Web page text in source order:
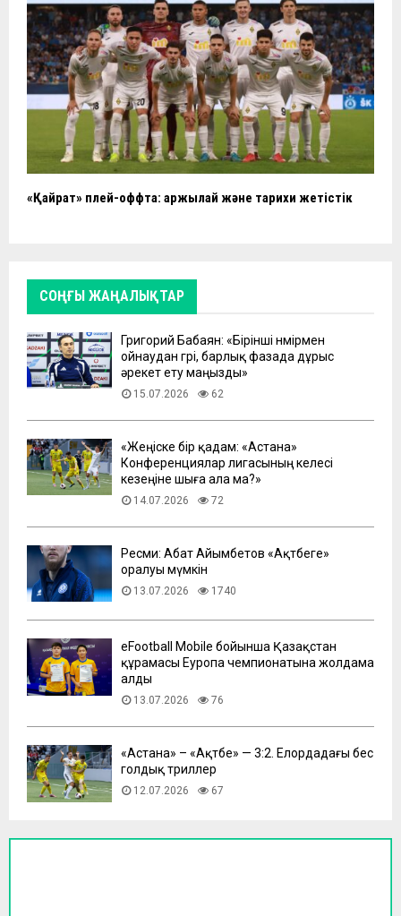
«Қайрат» плей-оффта: қаржылай және тарихи жетістік
СОҢҒЫ ЖАҢАЛЫҚТАР
Григорий Бабаян: «Бірінші нөмірмен
ойнаудан гөрі, барлық фазада дұрыс
әрекет ету маңызды»
15.07.2026 62
«Жеңіске бір қадам: «Астана»
Конференциялар лигасының келесі
кезеңіне шыға ала ма?»
14.07.2026 72
Ресми: Абат Айымбетов «Ақтөбеге»
оралуы мүмкін
13.07.2026 1740
eFootball Mobile бойынша Қазақстан
құрамасы Еуропа чемпионатына жолдама
алды
13.07.2026 76
​«Астана» – «Ақтөбе» — 3:2. Елордадағы бес
голдық триллер
12.07.2026 67